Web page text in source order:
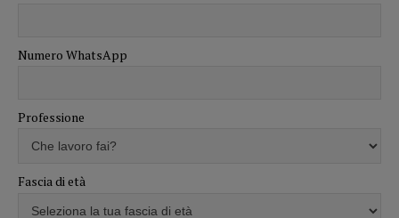
Numero WhatsApp
Professione
Fascia di età